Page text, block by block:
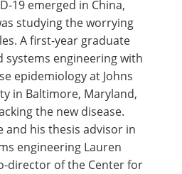
19 emerged in China,
studying the worrying
A first-year graduate
systems engineering with
epidemiology at Johns
in Baltimore, Maryland,
the new disease.
and his thesis advisor in
engineering Lauren
director of the Center for